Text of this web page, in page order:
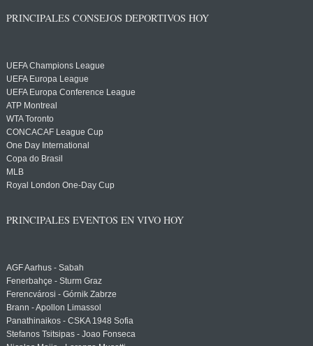
PRINCIPALES CONSEJOS DEPORTIVOS HOY
UEFA Champions League
UEFA Europa League
UEFA Europa Conference League
ATP Montreal
WTA Toronto
CONCACAF League Cup
One Day International
Copa do Brasil
MLB
Royal London One-Day Cup
PRINCIPALES EVENTOS EN VIVO HOY
AGF Aarhus - Sabah
Fenerbahçe - Sturm Graz
Ferencvárosi - Górnik Zabrze
Brann - Apollon Limassol
Panathinaikos - CSKA 1948 Sofia
Stefanos Tsitsipas - Joao Fonseca